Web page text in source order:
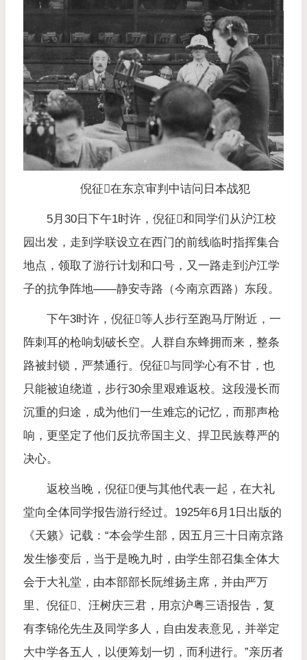
倪征𣋉在东京审判中诘问日本战犯
5月30日下午1时许，倪征𣋉和同学们从沪江校
园出发，走到学联设立在西门的前线临时指挥集合
地点，领取了游行计划和口号，又一路走到沪江学
子的抗争阵地——静安寺路（今南京西路）东段。
下午3时许，倪征𣋉等人步行至跑马厅附近，一
阵刺耳的枪响划破长空。人群自东蜂拥而来，整条
路被封锁，严禁通行。倪征𣋉与同学心有不甘，也
只能被迫绕道，步行30余里艰难返校。这段漫长而
沉重的归途，成为他们一生难忘的记忆，而那声枪
响，更坚定了他们反抗帝国主义、捍卫民族尊严的
决心。
返校当晚，倪征𣋉便与其他代表一起，在大礼
堂向全体同学报告游行经过。1925年6月1日出版的
《天籁》记载：“本会学生部，因五月三十日南京路
发生惨变后，当于是晚九时，由学生部召集全体大
会于大礼堂，由本部部长阮维扬主席，并由严万
里、倪征𣋉、汪树庆三君，用京沪粤三语报告，复
有李锦伦先生及同学多人，自由发表意见，并举定
大中学各五人，以便筹划一切，而利进行。”亲历者